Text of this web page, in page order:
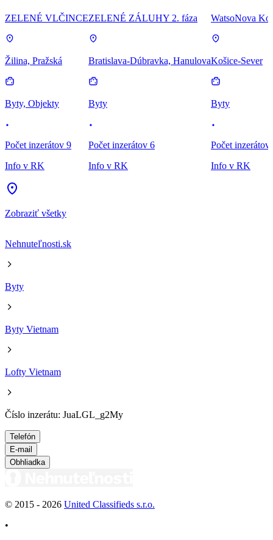
ZELENÉ VLČINCE
Žilina, Pražská
Byty, Objekty
Počet inzerátov 9
Info v RK
ZELENÉ ZÁLUHY 2. fáza
Bratislava-Dúbravka, Hanulova
Byty
Počet inzerátov 6
Info v RK
WatsoNova
Košice-Sever
Byty
Počet inzerátov
Info v RK
Zobraziť všetky
Nehnuteľnosti.sk
Byty
Byty Vietnam
Lofty Vietnam
Číslo inzerátu: JuaLGL_g2My
Telefón
E-mail
Obhliadka
© 2015 - 2026 United Classifieds s.r.o.
•